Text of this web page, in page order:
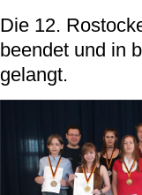
Die 12.
beendet und in
gelangt.